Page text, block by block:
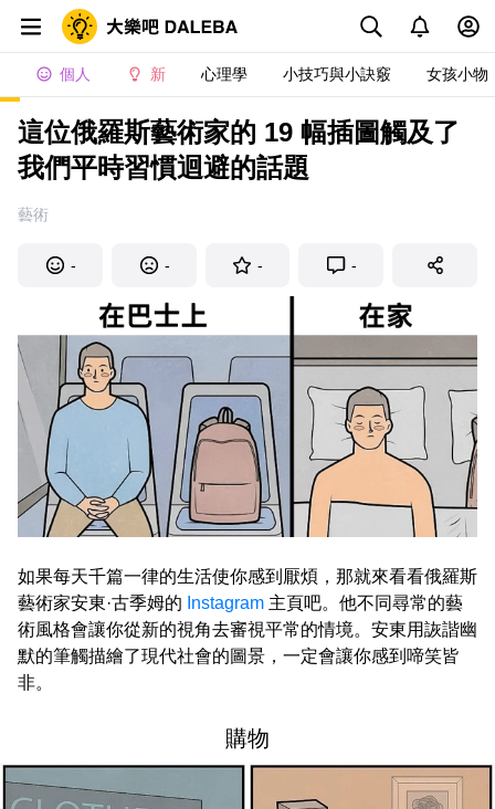
個人 新 心理學 小技巧與小訣竅 女孩小物
這位俄羅斯藝術家的 19 幅插圖觸及了
我們平時習慣迴避的話題
藝術
- - - -
如果每天千篇一律的生活使你感到厭煩，那就來看看俄羅斯
藝術家安東·古季姆的 Instagram 主頁吧。他不同尋常的藝
術風格會讓你從新的視角去審視平常的情境。安東用詼諧幽
默的筆觸描繪了現代社會的圖景，一定會讓你感到啼笑皆
非。
購物